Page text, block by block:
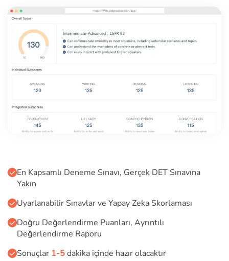
En Kapsamlı Deneme Sınavı, Gerçek DET Sınavına
Yakın
Uyarlanabilir Sınavlar ve Yapay Zeka Skorlaması
Doğru Değerlendirme Puanları, Ayrıntılı
Değerlendirme Raporu
Sonuçlar 1-5dakika içinde hazır olacaktır